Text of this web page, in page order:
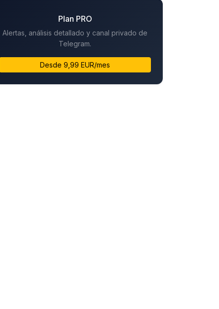
Plan PRO
Alertas, análisis detallado y canal privado de
Telegram.
Desde 9,99 EUR/mes